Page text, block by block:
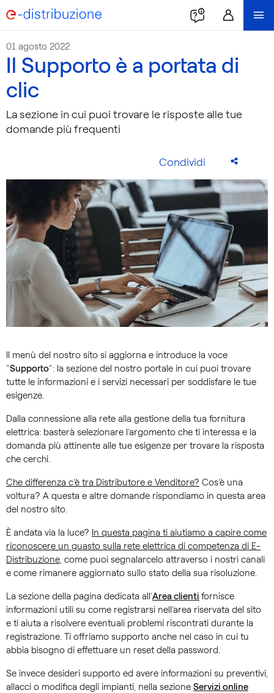
01 agosto 2022
Il Supporto è a portata di
clic
La sezione in cui puoi trovare le risposte alle tue
domande più frequenti
Condividi
Il menù del nostro sito si aggiorna e introduce la voce
“Supporto”: la sezione del nostro portale in cui puoi trovare
tutte le informazioni e i servizi necessari per soddisfare le tue
esigenze.
Dalla connessione alla rete alla gestione della tua fornitura
elettrica: basterà selezionare l’argomento che ti interessa e la
domanda più attinente alle tue esigenze per trovare la risposta
che cerchi.
Che differenza c’è tra Distributore e Venditore? Cos’è una
voltura? A questa e altre domande rispondiamo in questa area
del nostro sito.
È andata via la luce? In questa pagina ti aiutiamo a capire come
riconoscere un guasto sulla rete elettrica di competenza di E-
Distribuzione, come puoi segnalarcelo attraverso i nostri canali
e come rimanere aggiornato sullo stato della sua risoluzione.
La sezione della pagina dedicata all’Area clienti fornisce
informazioni utili su come registrarsi nell’area riservata del sito
e ti aiuta a risolvere eventuali problemi riscontrati durante la
registrazione. Ti offriamo supporto anche nel caso in cui tu
abbia bisogno di effettuare un reset della password.
Se invece desideri supporto ed avere informazioni su preventivi,
allacci o modifica degli impianti, nella sezione Servizi online